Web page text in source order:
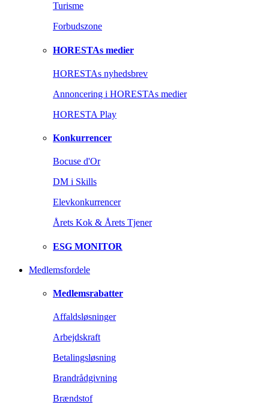
Turisme
Forbudszone
HORESTAs medier
HORESTAs nyhedsbrev
Annoncering i HORESTAs medier
HORESTA Play
Konkurrencer
Bocuse d'Or
DM i Skills
Elevkonkurrencer
Årets Kok & Årets Tjener
ESG MONITOR
Medlemsfordele
Medlemsrabatter
Affaldsløsninger
Arbejdskraft
Betalingsløsning
Brandrådgivning
Brændstof